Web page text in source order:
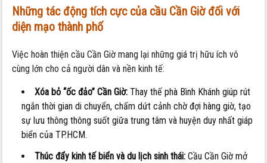
Những tác động tích cực của cầu Cần Giờ đối với
diện mạo thành phố
Việc hoàn thiện cầu Cần Giờ mang lại những giá trị hữu ích vô
cùng lớn cho cả người dân và nền kinh tế:
Xóa bỏ “ốc đảo” Cần Giờ: Thay thế phà Bình Khánh giúp rút
ngắn thời gian di chuyển, chấm dứt cảnh chờ đợi hàng giờ, tạo
sự lưu thông thông suốt giữa trung tâm và huyện duy nhất giáp
biển của TP.HCM.
Thúc đẩy kinh tế biển và du lịch sinh thái: Cầu Cần Giờ mở